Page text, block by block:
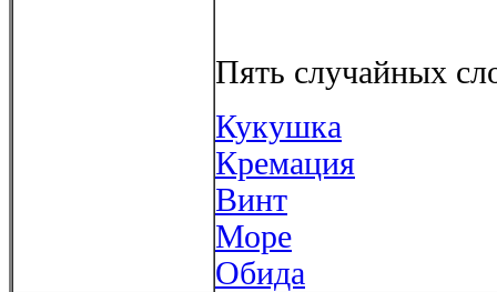
Пять случайных
Кукушка
Кремация
Винт
Море
Обида